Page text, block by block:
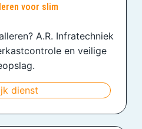
voor slim
A.R. Infratechniek
en veilige
dienst